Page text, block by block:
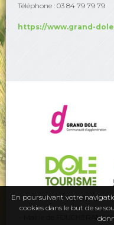
Téléphone : 03 84 79 79 79
https://www.grand-
- Mairie de FOUCHERANS
En poursuivant votre
cookies dans le but de se